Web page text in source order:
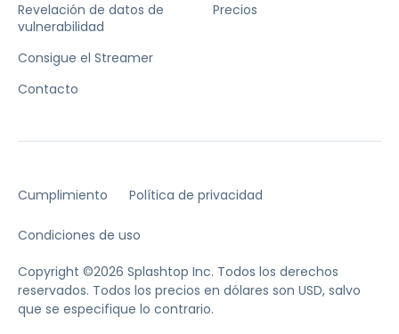
Revelación de datos de
vulnerabilidad
Consigue el Streamer
Contacto
Precios
Cumplimiento Política de privacidad
Condiciones de uso
Copyright ©2026 Splashtop Inc. Todos los derechos
reservados. Todos los precios en dólares son USD, salvo
que se especifique lo contrario.